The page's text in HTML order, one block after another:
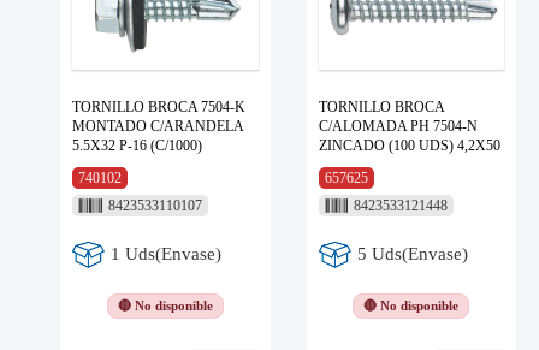
TORNILLO BROCA 7504-K
MONTADO C/ARANDELA
5.5X32 P-16 (C/1000)
740102
8423533110107
1 Uds(Envase)
🔴 No disponible
TORNILLO BROCA
C/ALOMADA PH 7504-N
ZINCADO (100 UDS) 4,2X50
657625
8423533121448
5 Uds(Envase)
🔴 No disponible